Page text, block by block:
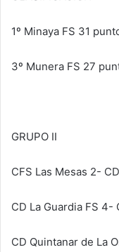
1º Minaya FS 31
3º Munera FS 27
GRUPO II
CFS Las Mesas 2-
CD La Guardia FS 4-
CD Quintanar de La